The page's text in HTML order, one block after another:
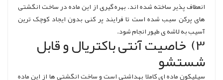
انعطاف پذیر ساخته شده اند. بهره گیری از این ماده در ساخت انگشتی
های پرکن سبب شده است تا فرایند پر کنی بدون ایجاد کوچک ترین
آسیب به لاشه ی طیور انجام شود.
3) خاصیت آنتی باکتریال و قابل
شستشو
سیلیکون ماده ای کاملا بهداشتی است و ساخت انگشتی ها از این ماده